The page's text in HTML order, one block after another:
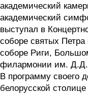
академический
академический
выступал в
соборе святых
соборе Риги,
филармонии им.
В программу своего
белорусской